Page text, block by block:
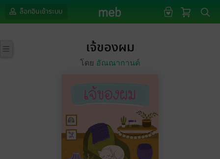
ล็อกอินเข้าระบบ
เจ้ของผม
โดย อัณณากานต์